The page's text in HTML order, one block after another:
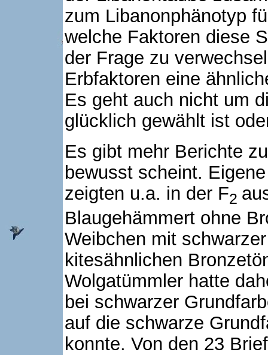
zum Libanonphänotyp
welche Faktoren diese
der Frage zu
Erbfaktoren eine
Es geht auch nicht um
glücklich gewählt ist
Es gibt mehr Berichte
bewusst scheint.
zeigten u.a. in der F2
Blaugehämmert ohne
Weibchen mit
kitesähnlichen
Wolgatümmler hatte
bei schwarzer
auf die schwarze
konnte. Von den 23